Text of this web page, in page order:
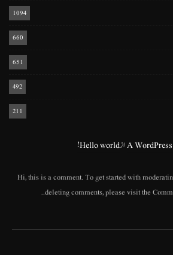
1094
660
651
492
211
AازHello world!
Hi, this is a comment. To get started with
deleting comments, please visit the